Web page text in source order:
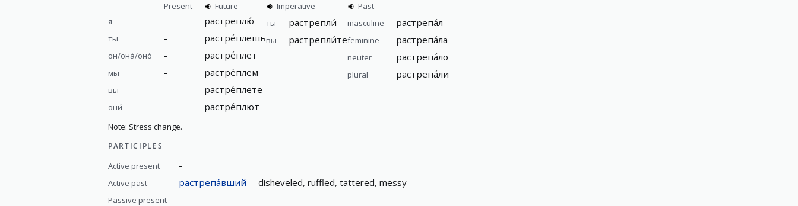
Present
Future
я
- растреплю́
ты - растре́плешь
он/она́/оно́ - растре́плет
мы - растре́плем
вы - растре́плете
они́ - растре́плют
Note: Stress change.
Imperative
ты
растрепли́
вы растрепли́те
Past
masculine
растрепа́л
feminine растрепа́ла
neuter растрепа́ло
plural растрепа́ли
PARTICIPLES
Active present -
Active past растрепа́вший disheveled, ruffled, tattered, messy
Passive present -